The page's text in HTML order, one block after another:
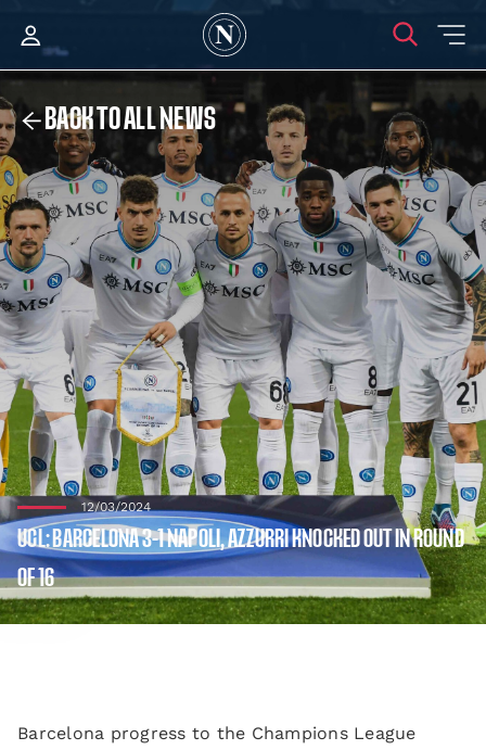
BACK TO ALL NEWS
12/03/2024
UCL: BARCELONA 3-1 NAPOLI, AZZURRI KNOCKED OUT IN ROUND
OF 16
Barcelona progress to the Champions League